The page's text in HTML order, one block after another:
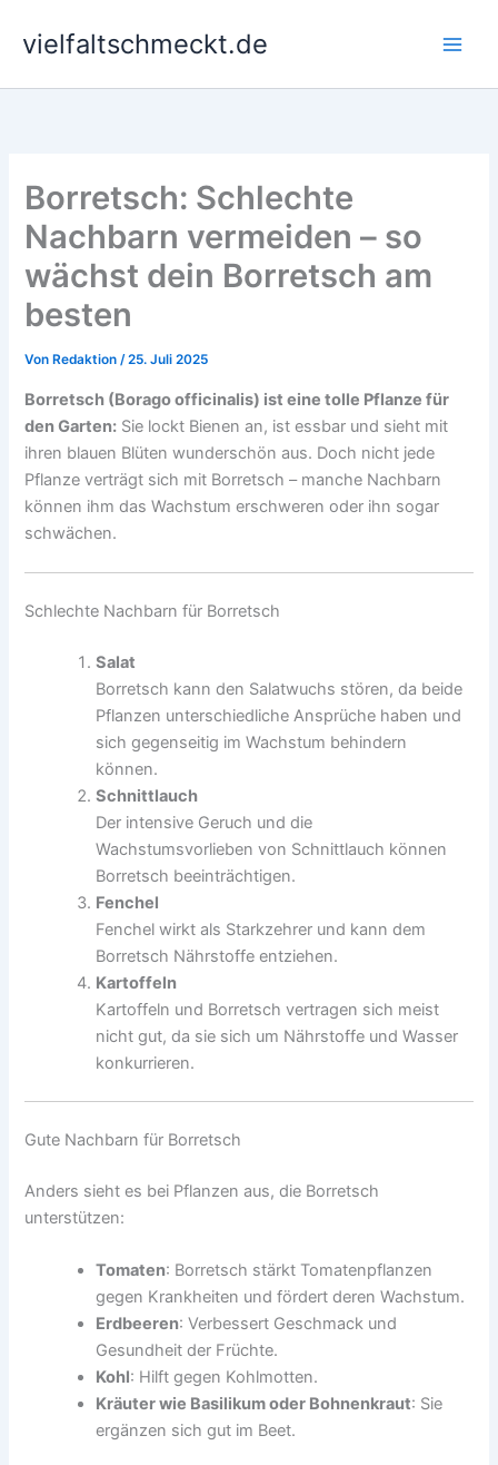
Inhaltvielfaltschmeckt.de
Borretsch: Schlechte
Nachbarn vermeiden – so
wächst dein Borretsch am
besten
Von Redaktion/25. Juli 2025
Borretsch (Borago officinalis) ist eine tolle Pflanze für
den Garten: Sie lockt Bienen an, ist essbar und sieht mit
ihren blauen Blüten wunderschön aus. Doch nicht jede
Pflanze verträgt sich mit Borretsch – manche Nachbarn
können ihm das Wachstum erschweren oder ihn sogar
schwächen.
Schlechte Nachbarn für Borretsch
Salat
Borretsch kann den Salatwuchs stören, da beide
Pflanzen unterschiedliche Ansprüche haben und
sich gegenseitig im Wachstum behindern
können.
Schnittlauch
Der intensive Geruch und die
Wachstumsvorlieben von Schnittlauch können
Borretsch beeinträchtigen.
Fenchel
Fenchel wirkt als Starkzehrer und kann dem
Borretsch Nährstoffe entziehen.
Kartoffeln
Kartoffeln und Borretsch vertragen sich meist
nicht gut, da sie sich um Nährstoffe und Wasser
konkurrieren.
Gute Nachbarn für Borretsch
Anders sieht es bei Pflanzen aus, die Borretsch
unterstützen:
Tomaten: Borretsch stärkt Tomatenpflanzen
gegen Krankheiten und fördert deren Wachstum.
Erdbeeren: Verbessert Geschmack und
Gesundheit der Früchte.
Kohl: Hilft gegen Kohlmotten.
Kräuter wie Basilikum oder Bohnenkraut: Sie
ergänzen sich gut im Beet.